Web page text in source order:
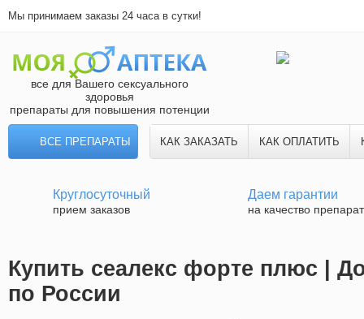
Мы принимаем заказы 24 часа в сутки!
все для Вашего сексуального
здоровья
препараты для повышения потенции
ВСЕ ПРЕПАРАТЫ КАК ЗАКАЗАТЬ КАК ОПЛАТИТЬ
Круглосуточный
прием заказов
Даем гарантии
на качество
Купить сеалекс форте плюс |
по России